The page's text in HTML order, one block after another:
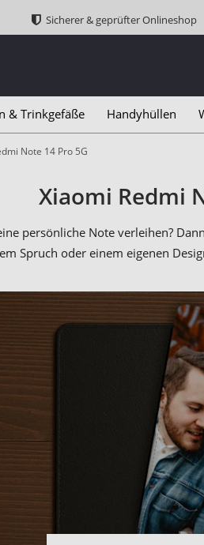
Sicherer & geprüfter Onlineshop
& Trinkgefäße Handyhüllen
Note 14 Pro 5G
Xiaomi Redmi
persönliche Note verleihen?
Spruch oder einem eigenen